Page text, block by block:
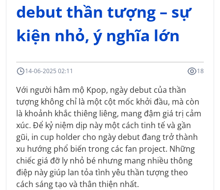
debut thần tượng – sự
kiện nhỏ, ý nghĩa lớn
14-06-2025 02:11 18
Với người hâm mộ Kpop, ngày debut của thần
tượng không chỉ là một cột mốc khởi đầu, mà còn
là khoảnh khắc thiêng liêng, mang đậm giá trị cảm
xúc. Để kỷ niệm dịp này một cách tinh tế và gần
gũi, in cup holder cho ngày debut đang trở thành
xu hướng phổ biến trong các fan project. Những
chiếc giá đỡ ly nhỏ bé nhưng mang nhiều thông
điệp này giúp lan tỏa tình yêu thần tượng theo
cách sáng tạo và thân thiện nhất.